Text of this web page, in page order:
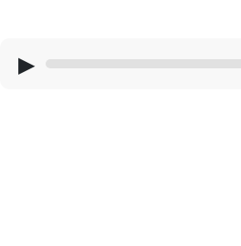
▶